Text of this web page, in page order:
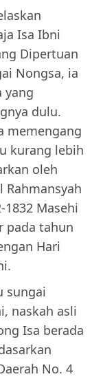
Isa Ibni
Dipertuan
Nongsa, ia
yang
dulu.
memengang
kurang lebih
oleh
Rahmansyah
Masehi
pada tahun
Hari
sungai
naskah asli
Isa berada
No. 4